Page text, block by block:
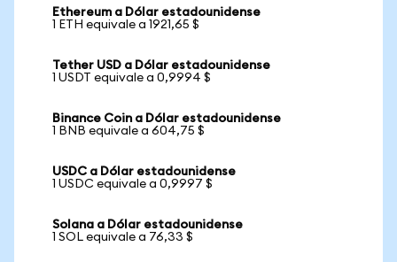
Ethereum a Dólar estadounidense
1 ETH equivale a 1921,65 $
Tether USD a Dólar estadounidense
1 USDT equivale a 0,9994 $
Binance Coin a Dólar estadounidense
1 BNB equivale a 604,75 $
USDC a Dólar estadounidense
1 USDC equivale a 0,9997 $
Solana a Dólar estadounidense
1 SOL equivale a 76,33 $